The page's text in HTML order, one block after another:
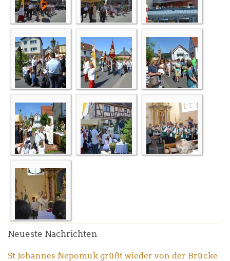
Neueste Nachrichten
St Johannes Nepomuk grüßt wieder von der Brücke